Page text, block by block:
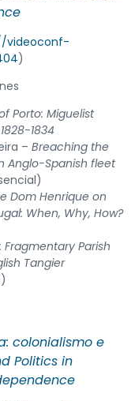
videoconf-
)
Porto: Miguelist
1834
– Breaching the
Anglo-Spanish fleet
Dom Henrique on
When, Why, How?
Fragmentary Parish
Tangier
colonialismo e
Politics in